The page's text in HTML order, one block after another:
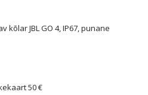
kõlar JBL GO 4, IP67, punane
50 €